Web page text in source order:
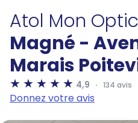
Atol Mon
Magné -
Marais
4,9 134 avis
Donnez votre avis